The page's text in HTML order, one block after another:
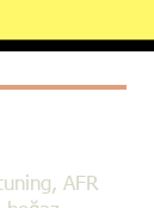
AFR